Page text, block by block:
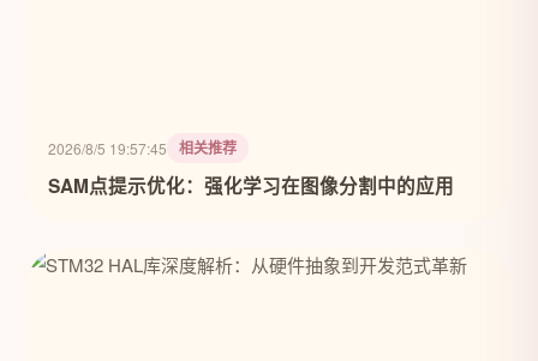
2026/8/5 19:57:45 相关推荐
SAM点提示优化：强化学习在图像分割中的应用